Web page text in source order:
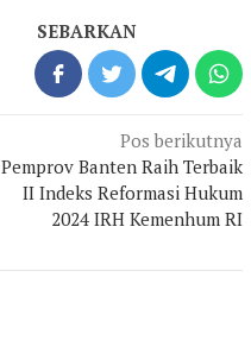
SEBARKAN
Pos berikutnya
Pemprov Banten Raih Terbaik
II Indeks Reformasi Hukum
2024 IRH Kemenhum RI